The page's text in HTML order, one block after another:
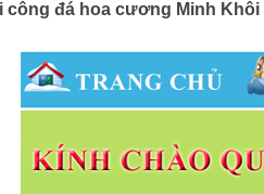
công đá hoa cương Minh Khôi